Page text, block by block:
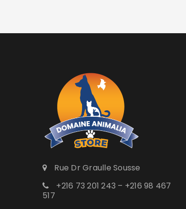
Rue Dr Graulle Sousse
+216 73 201 243 – +216 98 467
517